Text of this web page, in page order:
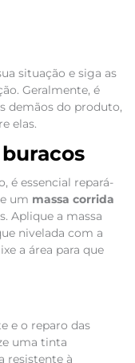
situação e siga as
Geralmente, é
demãos do produto,
elas.
é essencial repará-
um massa corrida
Aplique a massa
nivelada com a
a área para que
e o reparo das
uma tinta
resistente à